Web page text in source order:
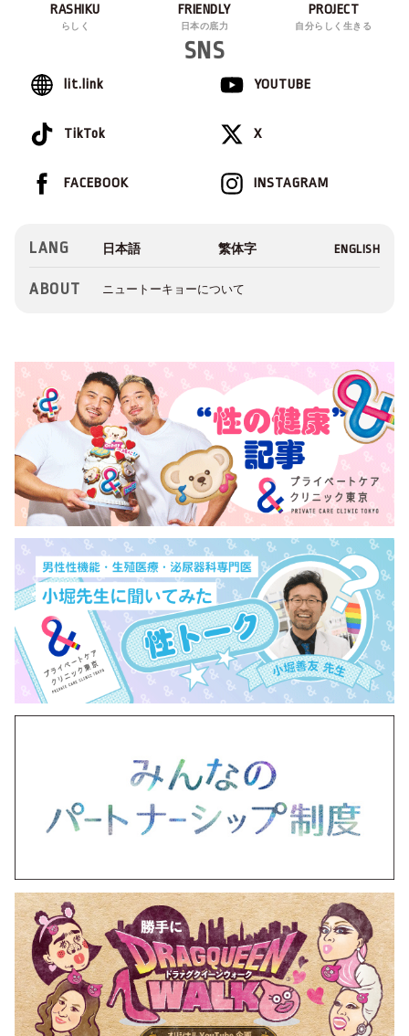
RASHIKU
らしく
FRIENDLY
日本の底力
PROJECT
自分らしく生きる
SNS
lit.link YOUTUBE
TikTok X
INSTAGRAM
FACEBOOK
LANG
ABOUT ニュートーキョーについて